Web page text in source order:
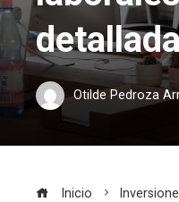
Otilde Pedroza
Inicio